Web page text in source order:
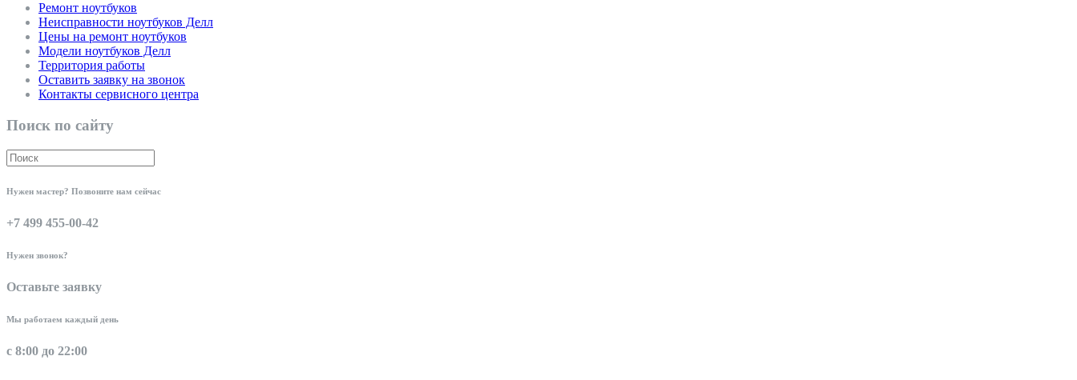
Ремонт ноутбуков
Неисправности ноутбуков Делл
Цены на ремонт ноутбуков
Модели ноутбуков Делл
Территория работы
Оставить заявку на звонок
Контакты сервисного центра
Поиск по сайту
Нужен мастер? Позвоните нам сейчас
+7 499 455-00-42
Нужен звонок?
Оставьте заявку
Мы работаем каждый день
с 8:00 до 22:00